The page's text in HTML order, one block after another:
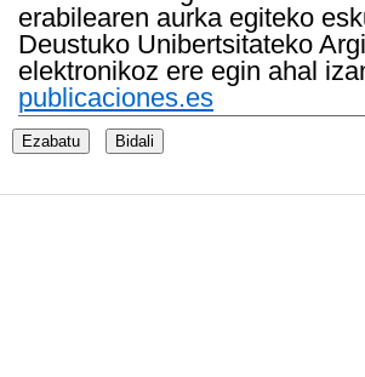
erabilearen aurka egiteko
Deustuko Unibertsitateko
elektronikoz ere egin ahal
publicaciones.es
Ezabatu Bidali